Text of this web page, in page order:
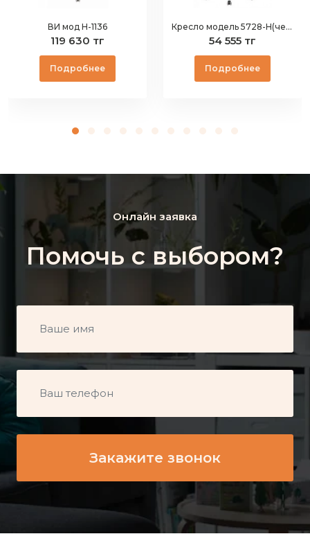
ВИ мод Н-1136
119 630 тг
Подробнее
Кресло модель 5728-H(черное)
54 555 тг
Подробнее
Онлайн заявка
Помочь с выбором?